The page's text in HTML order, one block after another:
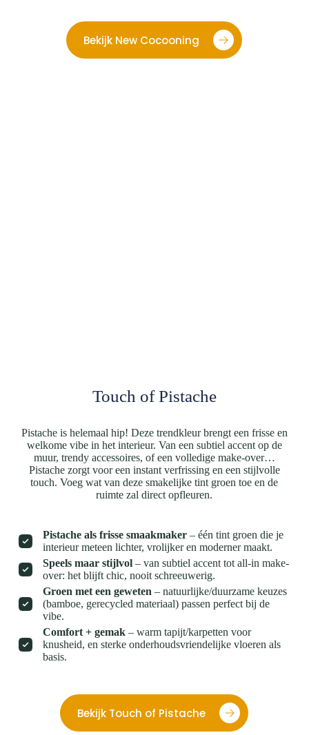
Bekijk New Cocooning
Touch of Pistache
Pistache is helemaal hip! Deze trendkleur brengt een frisse en
welkome vibe in het interieur. Van een subtiel accent op de
muur, trendy accessoires, of een volledige make-over…
Pistache zorgt voor een instant verfrissing en een stijlvolle
touch. Voeg wat van deze smakelijke tint groen toe en de
ruimte zal direct opfleuren.
Pistache als frisse smaakmaker– één tint groen die je
interieur meteen lichter, vrolijker en moderner maakt.
Speels maar stijlvol– van subtiel accent tot all-in make-
over: het blijft chic, nooit schreeuwerig.
Groen met een geweten – natuurlijke/duurzame keuzes
(bamboe, gerecycled materiaal) passen perfect bij de
vibe.
Comfort + gemak– warm tapijt/karpetten voor
knusheid, en sterke onderhoudsvriendelijke vloeren als
basis.
Bekijk Touch of Pistache